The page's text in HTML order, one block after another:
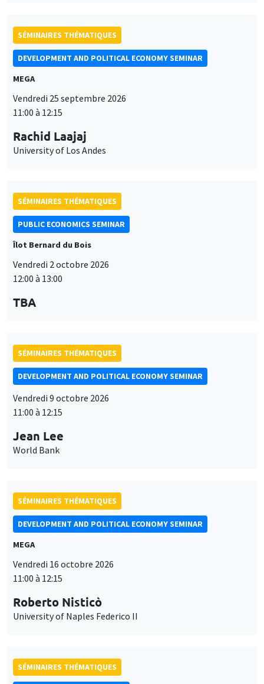
SÉMINAIRES THÉMATIQUES
DEVELOPMENT AND POLITICAL ECONOMY SEMINAR
MEGA
Vendredi 25 septembre 2026
11:00 à 12:15
Rachid Laajaj
University of Los Andes
SÉMINAIRES THÉMATIQUES
PUBLIC ECONOMICS SEMINAR
Îlot Bernard du Bois
Vendredi 2 octobre 2026
12:00 à 13:00
TBA
SÉMINAIRES THÉMATIQUES
DEVELOPMENT AND POLITICAL ECONOMY SEMINAR
Vendredi 9 octobre 2026
11:00 à 12:15
Jean Lee
World Bank
SÉMINAIRES THÉMATIQUES
DEVELOPMENT AND POLITICAL ECONOMY SEMINAR
MEGA
Vendredi 16 octobre 2026
11:00 à 12:15
Roberto Nisticò
University of Naples Federico II
SÉMINAIRES THÉMATIQUES